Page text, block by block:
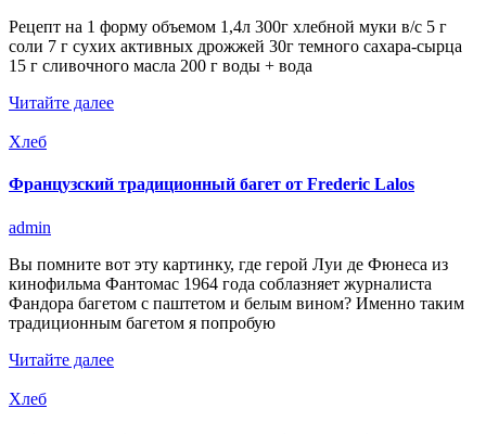
Рецепт на 1 форму объемом 1,4л 300г хлебной муки в/с 5 г
соли 7 г сухих активных дрожжей 30г темного сахара-сырца
15 г сливочного масла 200 г воды + вода
Читайте далее
Хлеб
Французский традиционный багет от Frederic Lalos
admin
Вы помните вот эту картинку, где герой Луи де Фюнеса из
кинофильма Фантомас 1964 года соблазняет журналиста
Фандора багетом с паштетом и белым вином? Именно таким
традиционным багетом я попробую
Читайте далее
Хлеб